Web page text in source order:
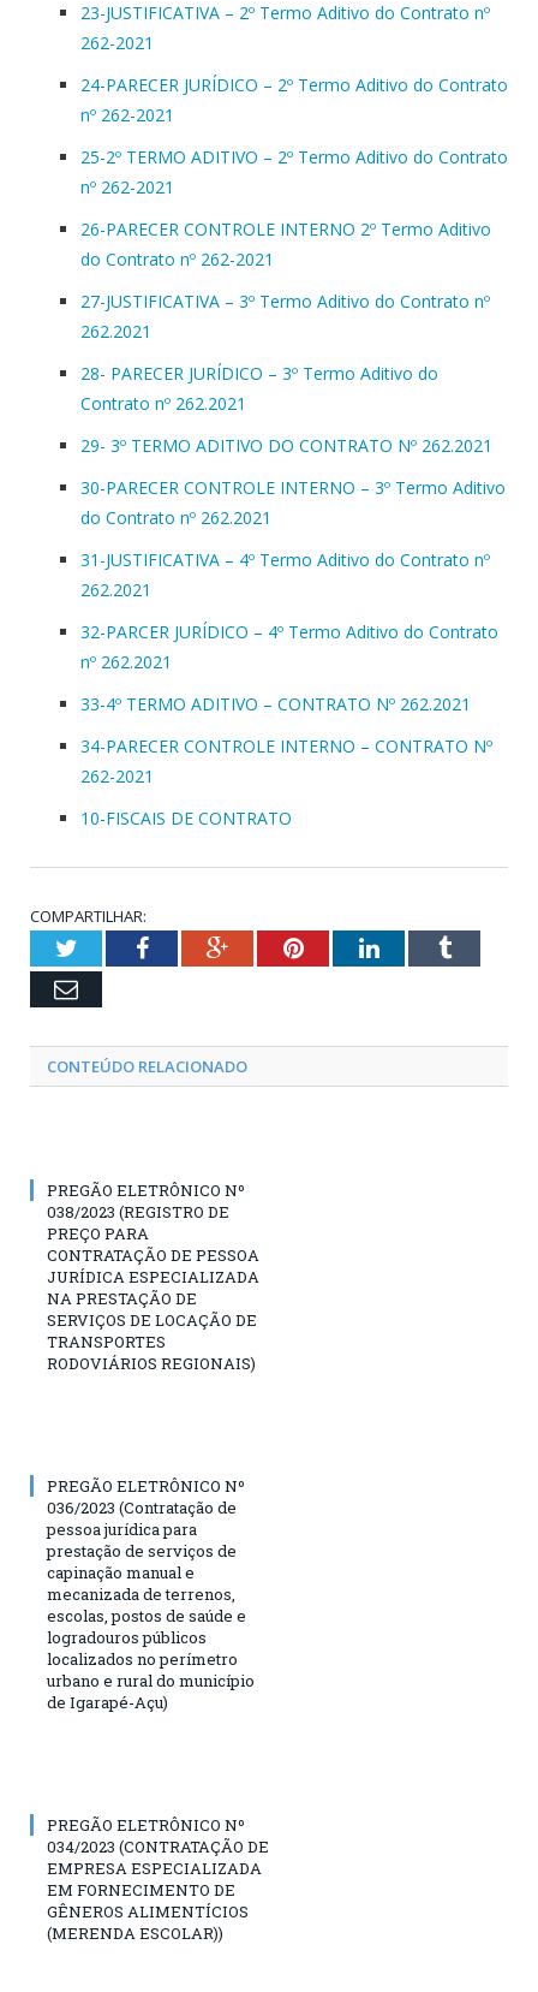
23-JUSTIFICATIVA – 2º Termo Aditivo do Contrato nº
262-2021
24-PARECER JURÍDICO – 2º Termo Aditivo do Contrato
nº 262-2021
25-2º TERMO ADITIVO – 2º Termo Aditivo do Contrato
nº 262-2021
26-PARECER CONTROLE INTERNO 2º Termo Aditivo
do Contrato nº 262-2021
27-JUSTIFICATIVA – 3º Termo Aditivo do Contrato nº
262.2021
28- PARECER JURÍDICO – 3º Termo Aditivo do
Contrato nº 262.2021
29- 3º TERMO ADITIVO DO CONTRATO Nº 262.2021
30-PARECER CONTROLE INTERNO – 3º Termo Aditivo
do Contrato nº 262.2021
31-JUSTIFICATIVA – 4º Termo Aditivo do Contrato nº
262.2021
32-PARCER JURÍDICO – 4º Termo Aditivo do Contrato
nº 262.2021
33-4º TERMO ADITIVO – CONTRATO Nº 262.2021
34-PARECER CONTROLE INTERNO – CONTRATO Nº
262-2021
10-FISCAIS DE CONTRATO
COMPARTILHAR:
TwitterFacebookGoogle+PinterestLinkedInTumblr
Email
CONTEÚDO RELACIONADO
PREGÃO ELETRÔNICO Nº
038/2023 (REGISTRO DE
PREÇO PARA
CONTRATAÇÃO DE PESSOA
JURÍDICA ESPECIALIZADA
NA PRESTAÇÃO DE
SERVIÇOS DE LOCAÇÃO DE
TRANSPORTES
RODOVIÁRIOS REGIONAIS)
PREGÃO ELETRÔNICO Nº
036/2023 (Contratação de
pessoa jurídica para
prestação de serviços de
capinação manual e
mecanizada de terrenos,
escolas, postos de saúde e
logradouros públicos
localizados no perímetro
urbano e rural do município
de Igarapé-Açu)
PREGÃO ELETRÔNICO Nº
034/2023 (CONTRATAÇÃO DE
EMPRESA ESPECIALIZADA
EM FORNECIMENTO DE
GÊNEROS ALIMENTÍCIOS
(MERENDA ESCOLAR))